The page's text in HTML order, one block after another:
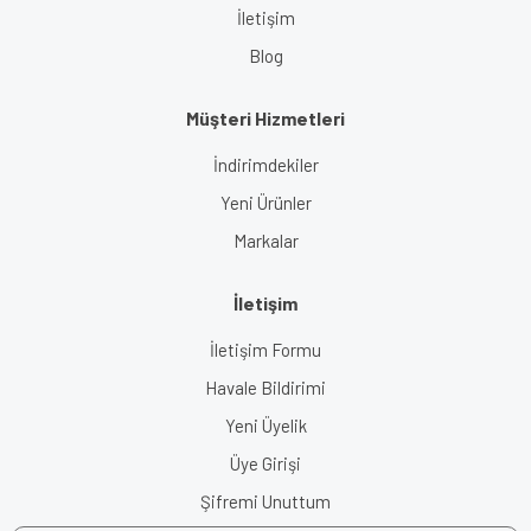
İletişim
Blog
Müşteri Hizmetleri
İndirimdekiler
Yeni Ürünler
Markalar
İletişim
İletişim Formu
Havale Bildirimi
Yeni Üyelik
Üye Girişi
Şifremi Unuttum